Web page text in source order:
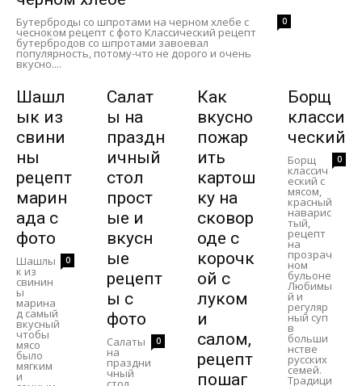
0
Бутерброды со шпротами на черном хлебе с
чесноком рецепт с фото Классический рецепт
бутербродов со шпротами завоевал
популярность, потому-что не дорого и очень
вкусно....
Шашл
ык из
свини
ны
рецепт
марин
ада с
фото
0
Шашлы
к из
свинин
ы
марина
д самый
вкусный
чтобы
мясо
было
мягким
и
Салат
ы на
праздн
ичный
стол
прост
ые и
вкусн
ые
рецепт
ы с
фото
0
Салаты
на
праздни
чный
Как
вкусно
пожар
ить
картош
ку на
сковор
оде с
корочк
ой с
луком
и
салом,
рецепт
пошаг
Борщ
класси
ческий
0
Борщ
классич
еский с
мясом,
красный
наварис
тый,
рецепт
на
прозрач
ном
бульоне
Любимы
й и
регуляр
ный суп
в
больши
нстве
русских
семей.
Традици